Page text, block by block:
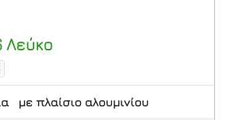
Λεύκο
με πλαίσιο αλουμινίου